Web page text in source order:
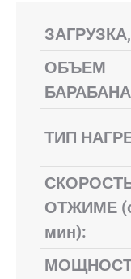
ЗАГРУЗКА,
ОБЪЕМ
ТИП
ОТЖИМЕ
мин):